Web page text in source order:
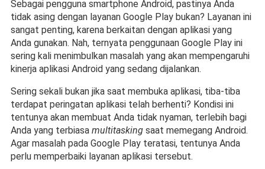
Sebagai pengguna smartphone Android, pastinya Anda
tidak asing dengan layanan Google Play bukan? Layanan ini
sangat penting, karena berkaitan dengan aplikasi yang
Anda gunakan. Nah, ternyata penggunaan Google Play ini
sering kali menimbulkan masalah yang akan mempengaruhi
kinerja aplikasi Android yang sedang dijalankan.
Sering sekali bukan jika saat membuka aplikasi, tiba-tiba
terdapat peringatan aplikasi telah berhenti? Kondisi ini
tentunya akan membuat Anda tidak nyaman, terlebih bagi
Anda yang terbiasa multitasking saat memegang Android.
Agar masalah pada Google Play teratasi, tentunya Anda
perlu memperbaiki layanan aplikasi tersebut.